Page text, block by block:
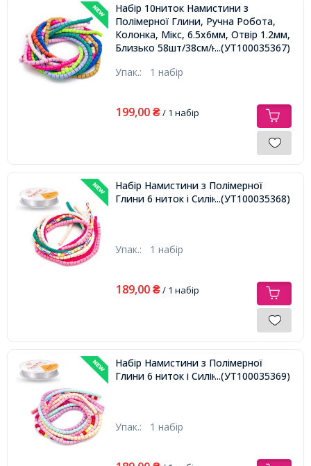
Набір 10ниток Намистини з
Полімерної Глини, Ручна Робота,
Колонка, Мікс, 6.5х6мм, Отвір 1.2мм,
Близько 58шт/38см/нитка,...(УТ100035367)
Упак.: 1 набір
199,00 ₴/ 1 набір
Набір Намистини з Полімерної
Глини 6 ниток і Силіконова Нитка.
...(УТ100035368)
Упак.: 1 набір
189,00 ₴/ 1 набір
Набір Намистини з Полімерної
Глини 6 ниток і Силіконова Нитка.
...(УТ100035369)
Упак.: 1 набір